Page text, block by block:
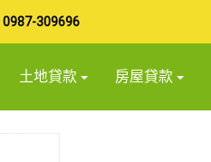
0987-309696
土地貸款 房屋貸款